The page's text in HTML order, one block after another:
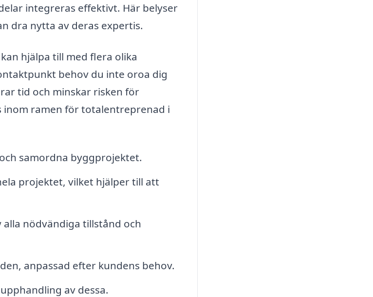
integreras effektivt. Här belyser
dra nytta av deras expertis.
hjälpa till med flera olika
behov du inte oroa dig
tid och minskar risken för
inom ramen för totalentreprenad i
samordna byggprojektet.
projektet, vilket hjälper till att
alla nödvändiga tillstånd och
anpassad efter kundens behov.
av dessa.